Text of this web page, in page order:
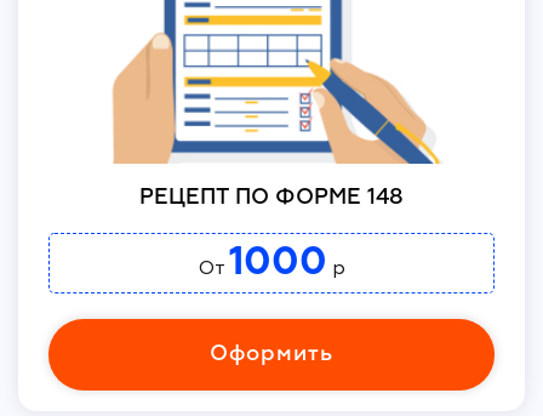
РЕЦЕПТ ПО ФОРМЕ 148
От 1000 р
Оформить